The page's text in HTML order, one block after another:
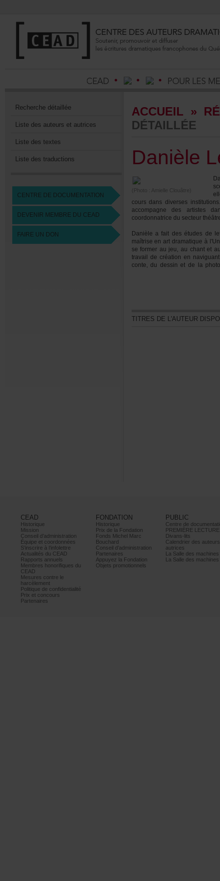
Recherchedétaillée
Listedesauteursetautrices
Listedestextes
Listedestraductions
CENTREDEDOCUMENTATION
DEVENIRMEMBREDUCEAD
FAIREUNDON
ACCUEIL »
DÉTAILLÉE
(Photo:AmielleClouâtre)
CEAD
Historique
Mission
Conseild’administration
Équipeetcoordonnées
S’inscrireàl’infolettre
ActualitésduCEAD
Rapportsannuels
Membreshonorifiquesdu
CEAD
Mesurescontrele
harcèlement
Politiquedeconfidentialité
Prixetconcours
Partenaires
FONDATION
Historique
PrixdelaFondation
FondsMichelMarc
Bouchard
Conseild’administration
Partenaires
AppuyezlaFondation
Objetspromotionnels
PUBLIC
PREMIÈRELECTURE
Divans-lits
autrices